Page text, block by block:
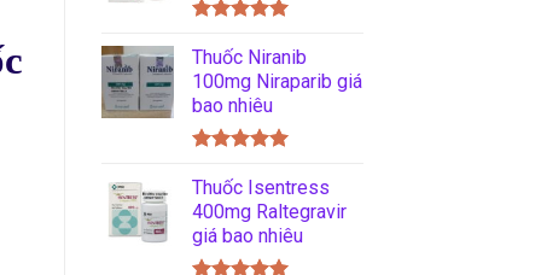
hạng5.00
5 sao
Thuốc Niranib
100mg Niraparib giá
bao nhiêu
hạng5.00
5 sao
Thuốc Isentress
400mg Raltegravir
giá bao nhiêu